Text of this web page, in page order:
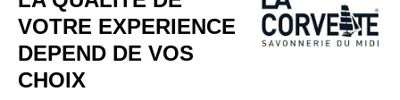
Visiter le musée
Devenir revendeur
Dans les médias